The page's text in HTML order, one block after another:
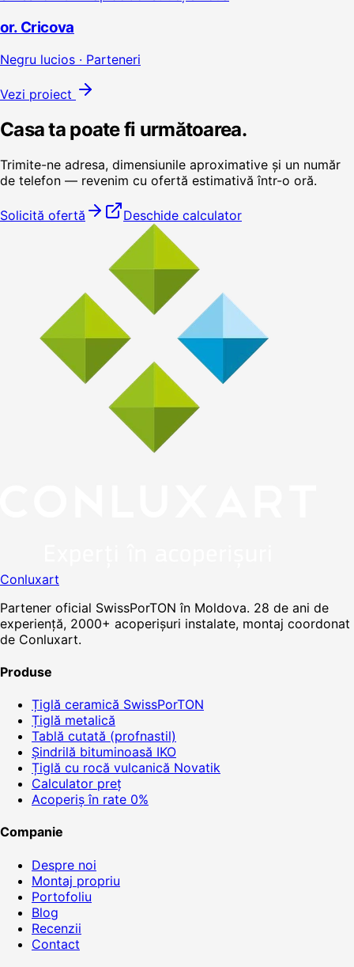
or. Cricova
Negru lucios · Parteneri
Vezi proiect
Casa ta poate fi următoarea.
Trimite-ne adresa, dimensiunile aproximative și un număr
de telefon — revenim cu ofertă estimativă într-o oră.
Solicită ofertă Deschide calculator
Conluxart
Partener oficial SwissPorTON în Moldova. 28 de ani de
experiență, 2000+ acoperișuri instalate, montaj coordonat
de Conluxart.
Produse
Țiglă ceramică SwissPorTON
Țiglă metalică
Tablă cutată (profnastil)
Șindrilă bituminoasă IKO
Țiglă cu rocă vulcanică Novatik
Calculator preț
Acoperiș în rate 0%
Companie
Despre noi
Montaj propriu
Portofoliu
Blog
Recenzii
Contact